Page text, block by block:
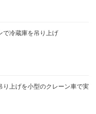
で冷蔵庫を吊り上げ
り上げを小型のクレーン車で実